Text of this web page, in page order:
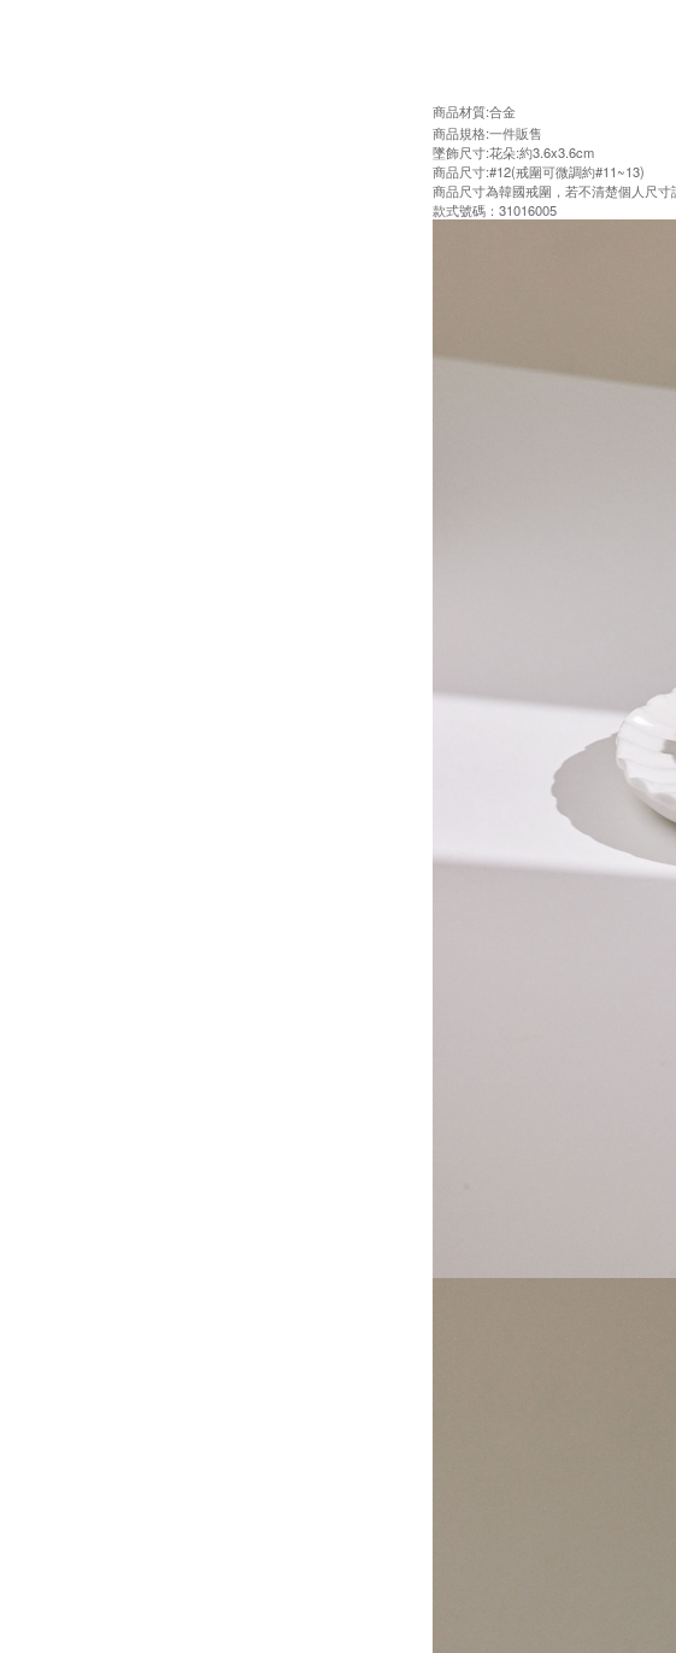
商品材質:合金
商品規格:一件販售
墜飾尺寸:花朵:約3.6x3.6cm
商品尺寸:#12(戒圍可微調約#11~13)
商品尺寸為韓國戒圍，若不清楚個人尺寸
款式號碼：31016005